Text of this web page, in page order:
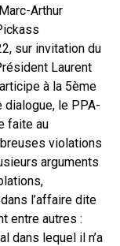
Arthur
sur invitation du
Laurent
à la 5ème
dialogue, le PPA-
faite au
violations
arguments
l’affaire dite
entre autres :
dans lequel il n’a